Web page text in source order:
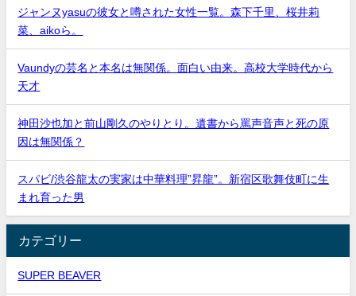
ジャンヌyasuの彼女と噂された女性一覧。森下千里、桜井莉
菜、aikoら。
Vaundyの芸名と本名は無関係。面白い由来。高校大学時代から
天才
神田沙也加と前山剛久のやりとり。遺書から罵声音声と死の原
因は無関係？
スパビ/渋谷龍太の実家は中華料理”昇龍”。新宿区歌舞伎町に生
まれ育った男
カテゴリー
SUPER BEAVER